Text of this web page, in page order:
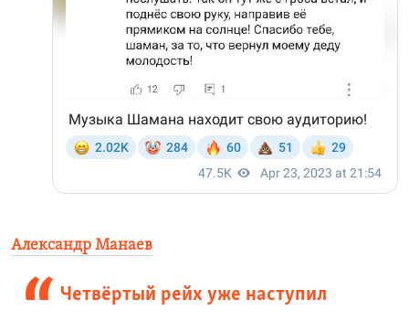
Александр Манаев
Четвёртый рейх уже наступил